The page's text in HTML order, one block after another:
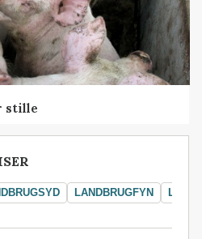
stille
LANDBRUGFYN